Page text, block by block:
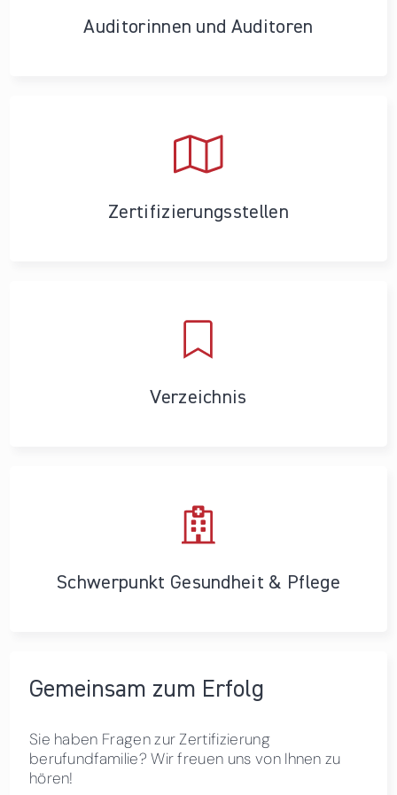
Auditorinnen und Auditoren
Zertifizierungs­stellen
Verzeichnis
Schwerpunkt Gesundheit & Pflege
Gemeinsam zum Erfolg
Sie haben Fragen zur Zertifizierung
berufundfamilie? Wir freuen uns von Ihnen zu
hören!